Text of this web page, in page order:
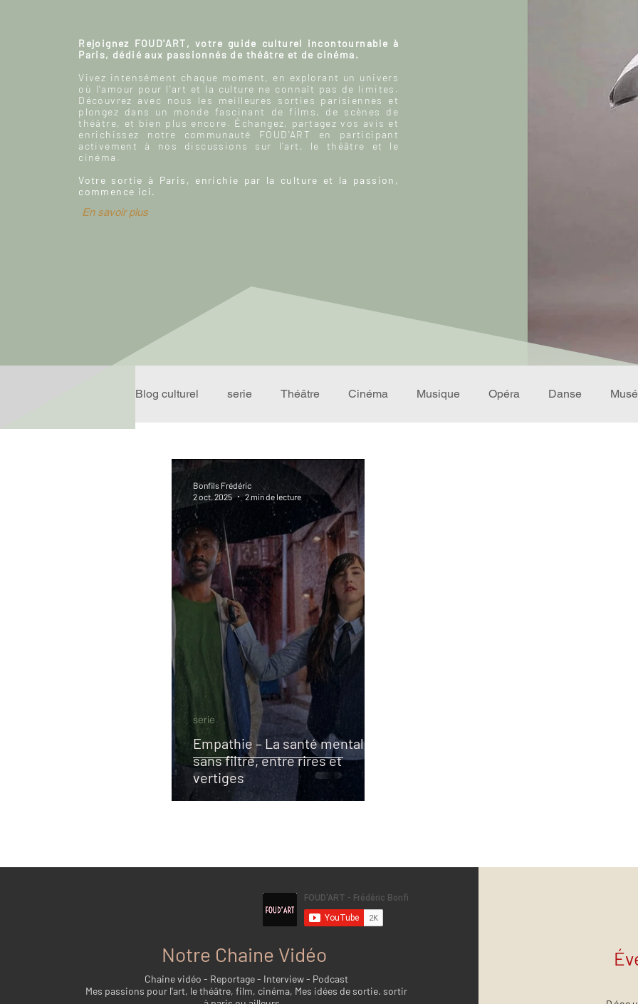
Rejoignez FOUD'ART, votre guide culturel incontournable à
Paris, dédié aux passionnés de théâtre et de cinéma.
Vivez intensément chaque moment, en explorant un univers
où l'amour pour l'art et la culture ne connaît pas de limites.
Découvrez avec nous les meilleures sorties parisiennes et
plongez dans un monde fascinant de films, de scènes de
théâtre, et bien plus encore. Échangez, partagez vos avis et
enrichissez notre communauté FOUD'ART en participant
activement à nos discussions sur l’art, le théâtre et le
cinéma.
Votre sortie à Paris, enrichie par la culture et la passion,
commence ici.
En savoir plus
Blog culturel serie Théâtre Cinéma Musique Opéra Danse
Performance Rire Récompense
Événement Validé par Romane. Spécial Famille
Offre spéciale Annuaire Théâtre - Musée
Empathie – La santé mentale
sans filtre, entre rires et
vertiges
serie
Bonfils Frédéric
2 oct. 2025
2 min de lecture
Notre Chaine Vidéo
Chaine vidéo - Reportage - Interview - Podcast
Mes passions pour l'art, le théâtre, film, cinéma, Mes idées de sortie. sortir